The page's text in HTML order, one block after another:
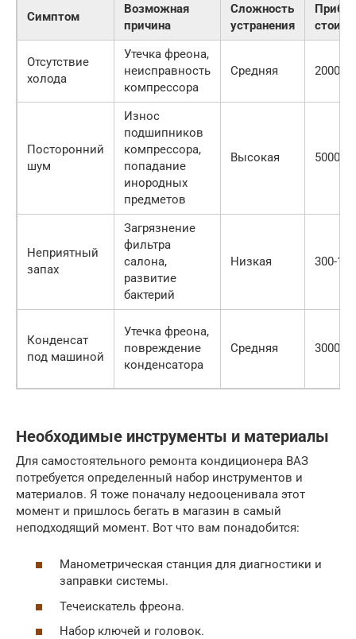
Симптом
Возможная
причина
Сложность
устранения
Отсутствие
холода
Утечка фреона,
неисправность
компрессора
Средняя 2000-
Посторонний
шум
Износ
подшипников
компрессора,
попадание
инородных
предметов
Высокая 5000-
Неприятный
запах
Загрязнение
фильтра
салона,
развитие
бактерий
Низкая 300-
Конденсат
под машиной
Утечка фреона,
повреждение
конденсатора
Средняя 3000-
Необходимые инструменты и материалы
Для самостоятельного ремонта кондиционера ВАЗ
потребуется определенный набор инструментов и
материалов. Я тоже поначалу недооценивала этот
момент и пришлось бегать в магазин в самый
неподходящий момент. Вот что вам понадобится:
Манометрическая станция для диагностики и
заправки системы.
Течеискатель фреона.
Набор ключей и головок.